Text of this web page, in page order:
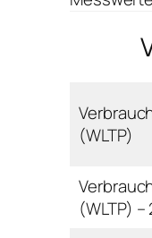
(WLTP)
(WLTP)